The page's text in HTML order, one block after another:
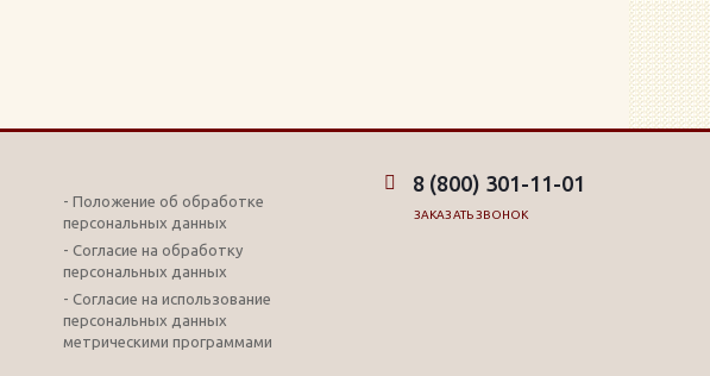
- Положение об обработке
персональных данных
- Согласие на обработку
персональных данных
- Согласие на использование
персональных данных
метрическими программами
8 (800) 301-11-01
ЗАКАЗАТЬ ЗВОНОК